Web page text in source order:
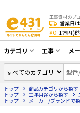
営業日
¥0 1万円(
カテゴリ
同軸ケーブル／テ
アンテナ・取付金
部材類
工事
光工
メ
トップ 商品カテゴリから探す
トップ
工事用途から探す
トップ
メーカー/ブランドで